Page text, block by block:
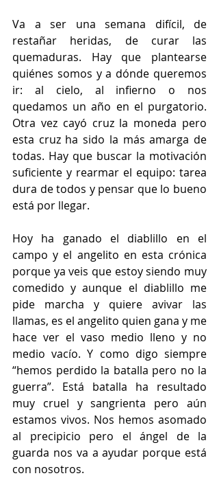
Va a ser una semana difícil, de
restañar heridas, de curar las
quemaduras. Hay que plantearse
quiénes somos y a dónde queremos
ir: al cielo, al infierno o nos
quedamos un año en el purgatorio.
Otra vez cayó cruz la moneda pero
esta cruz ha sido la más amarga de
todas. Hay que buscar la motivación
suficiente y rearmar el equipo: tarea
dura de todos y pensar que lo bueno
está por llegar.
Hoy ha ganado el diablillo en el
campo y el angelito en esta crónica
porque ya veis que estoy siendo muy
comedido y aunque el diablillo me
pide marcha y quiere avivar las
llamas, es el angelito quien gana y me
hace ver el vaso medio lleno y no
medio vacío. Y como digo siempre
“hemos perdido la batalla pero no la
guerra”. Está batalla ha resultado
muy cruel y sangrienta pero aún
estamos vivos. Nos hemos asomado
al precipicio pero el ángel de la
guarda nos va a ayudar porque está
con nosotros.